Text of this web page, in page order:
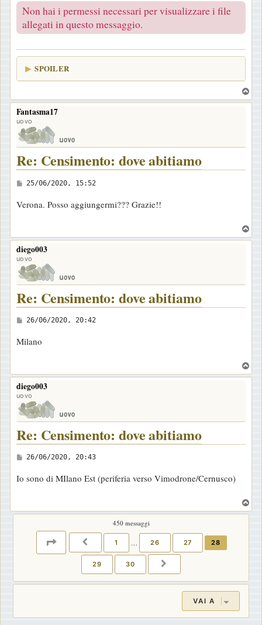
a
g
g
i
o
Non hai i permessi necessari per visualizzare i file
allegati in questo messaggio.
SPOILER
o
Fantasma17
uovo
Re: Censimento: dove abitiamo
M
s
a
g
g
i
o
25/06/2020, 15:52
Verona. Posso aggiungermi??? Grazie!!
o
diego003
uovo
Re: Censimento: dove abitiamo
M
s
a
g
g
i
o
26/06/2020, 20:42
Milano
o
diego003
uovo
Re: Censimento: dove abitiamo
M
s
a
26/06/2020, 20:43
Io sono di MIlano Est (periferia verso Vimodrone/Cernusco)
o
450 messaggi
PAGINA28 30
PRECEDENTE
1 … 26 27 28
29 30
VAI A